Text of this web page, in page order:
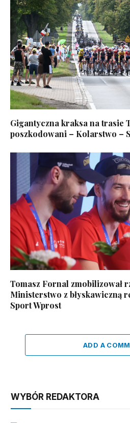
Gigantyczna kraksa na trasie
poszkodowani – Kolarstwo –
Tomasz Fornal zmobilizował
Ministerstwo z błyskawiczną
Sport Wprost
ADD A
WYBÓR REDAKTORA